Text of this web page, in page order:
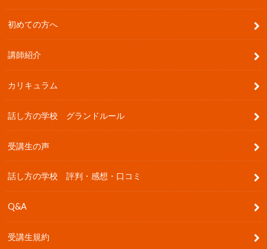
初めての方へ
講師紹介
カリキュラム
話し方の学校 グランドルール
受講生の声
話し方の学校 評判・感想・口コミ
Q&A
受講生規約